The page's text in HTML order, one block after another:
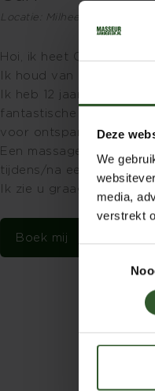
Deze
We
media,
verstrekt
Locatie: Milheeze en
Hoi, ik heet Carl en ik
Ik houd van reizen,
Ik heb 12 jaar
fantastische prikkel
voor ontspanning,
Een massage kan je
tijdens/na een periode
Ik zie u graag!
Boek mij